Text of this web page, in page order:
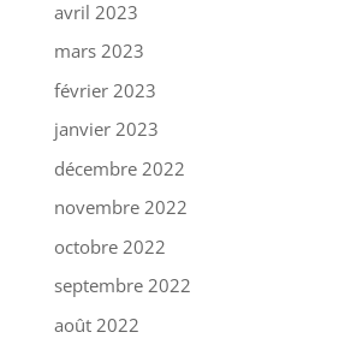
avril 2023
mars 2023
février 2023
janvier 2023
décembre 2022
novembre 2022
octobre 2022
septembre 2022
août 2022